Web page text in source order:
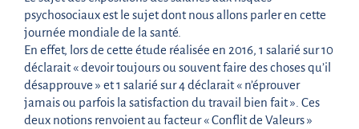
psychosociaux est le sujet dont nous allons parler en cette
journée mondiale de la santé.
En effet, lors de cette étude réalisée en 2016, 1 salarié sur 10
déclarait « devoir toujours ou souvent faire des choses qu’il
désapprouve » et 1 salarié sur 4 déclarait « n’éprouver
jamais ou parfois la satisfaction du travail bien fait ». Ces
deux notions renvoient au facteur « Conflit de Valeurs »